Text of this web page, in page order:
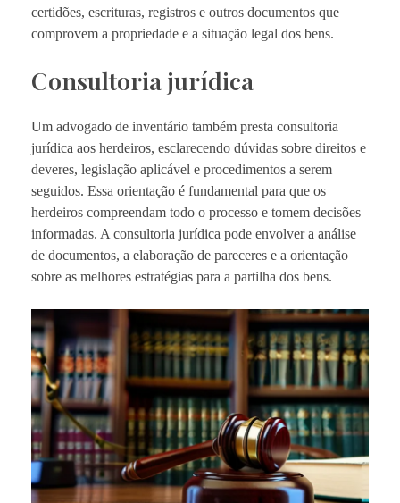
certidões, escrituras, registros e outros documentos que
comprovem a propriedade e a situação legal dos bens.
Consultoria jurídica
Um advogado de inventário também presta consultoria
jurídica aos herdeiros, esclarecendo dúvidas sobre direitos e
deveres, legislação aplicável e procedimentos a serem
seguidos. Essa orientação é fundamental para que os
herdeiros compreendam todo o processo e tomem decisões
informadas. A consultoria jurídica pode envolver a análise
de documentos, a elaboração de pareceres e a orientação
sobre as melhores estratégias para a partilha dos bens.